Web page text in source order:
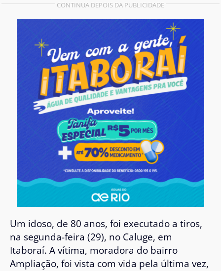
CONTINUA DEPOIS DA PUBLICIDADE
Um idoso, de 80 anos, foi executado a tiros,
na segunda-feira (29), no Caluge, em
Itaboraí. A vítima, moradora do bairro
Ampliação, foi vista com vida pela última vez,